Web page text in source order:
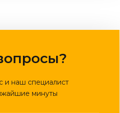
и наш специалист
минуты